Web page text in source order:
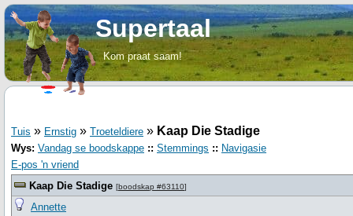
Supertaal
Kom praat saam!
Tuis » Ernstig » Troeteldiere » Kaap Die Stadige
Wys: Vandag se boodskappe :: Stemmings :: Navigasie
E-pos 'n vriend
Kaap Die Stadige [boodskap #63110]
Annette